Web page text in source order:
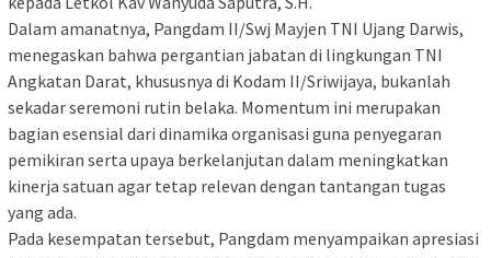
Dalam amanatnya, Pangdam II/Swj Mayjen TNI Ujang Darwis,
menegaskan bahwa pergantian jabatan di lingkungan TNI
Angkatan Darat, khususnya di Kodam II/Sriwijaya, bukanlah
sekadar seremoni rutin belaka. Momentum ini merupakan
bagian esensial dari dinamika organisasi guna penyegaran
pemikiran serta upaya berkelanjutan dalam meningkatkan
kinerja satuan agar tetap relevan dengan tantangan tugas
yang ada.
Pada kesempatan tersebut, Pangdam menyampaikan apresiasi